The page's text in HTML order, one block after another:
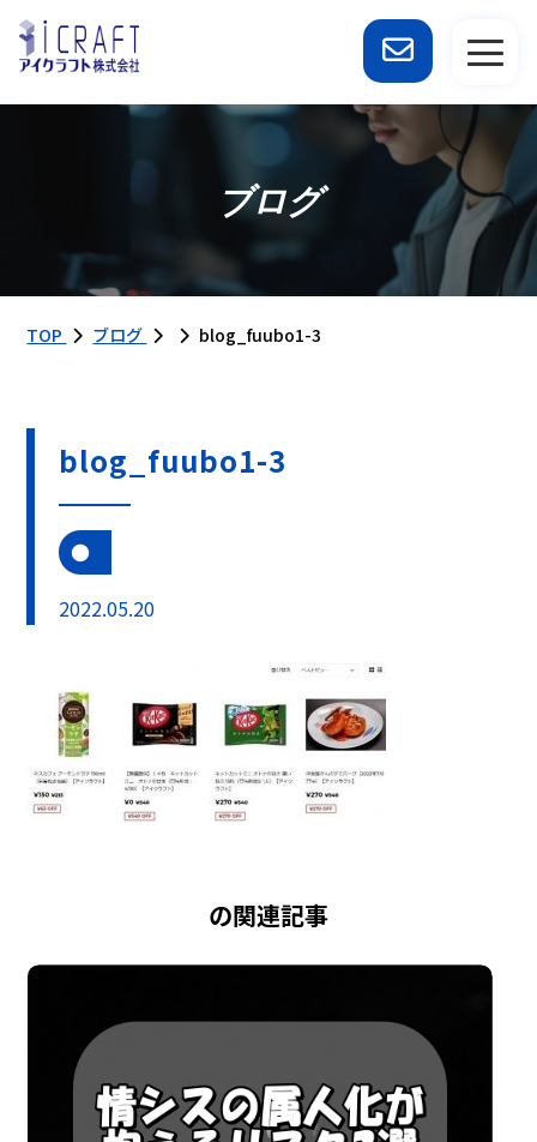
ブログ
TOP ブログ blog_fuubo1-3
blog_fuubo1-3
2022.05.20
の関連記事